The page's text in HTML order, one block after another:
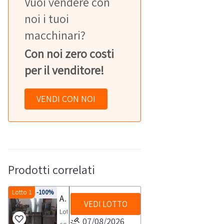
noi i tuoi
macchinari?
Con noi zero costi
per il venditore!
VENDI CON NOI
Prodotti correlati
-100%
Lotto 1
Attrezzatura per la ristorazione
Lotto
VEDI LOTTO
07/08/2026